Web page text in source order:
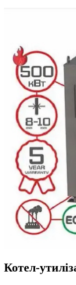
Котел-